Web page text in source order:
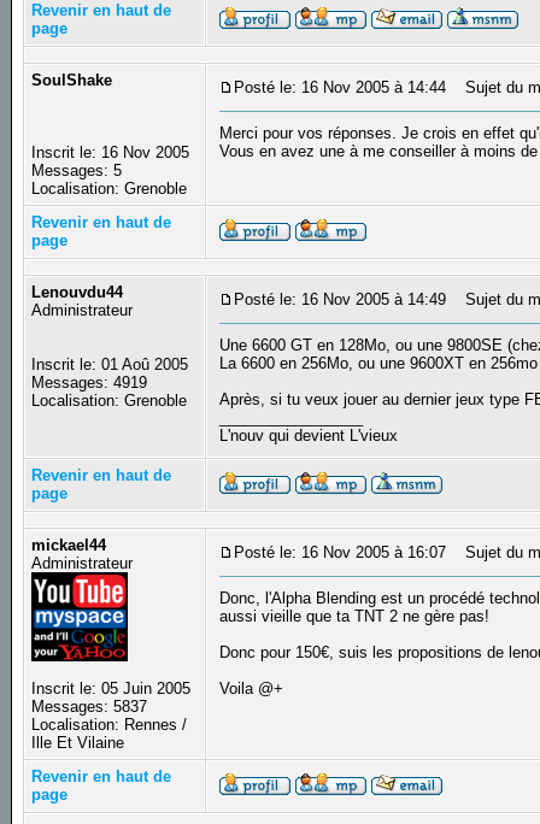
Revenir en haut de
page
SoulShake
Inscrit le: 16 Nov 2005
Messages: 5
Localisation: Grenoble
Posté le: 16 Nov 2005 à 14:44 Sujet du
Merci pour vos réponses. Je crois en effet
Vous en avez une à me conseiller à moins
Revenir en haut de
page
Lenouvdu44
Administrateur
Inscrit le: 01 Aoû 2005
Messages: 4919
Localisation: Grenoble
Posté le: 16 Nov 2005 à 14:49 Sujet du
Une 6600 GT en 128Mo, ou une 9800SE
La 6600 en 256Mo, ou une 9600XT en 256mo
Après, si tu veux jouer au dernier jeux type
L'nouv qui devient L'vieux
Revenir en haut de
page
mickael44
Administrateur
Inscrit le: 05 Juin 2005
Messages: 5837
Localisation: Rennes /
Ille Et Vilaine
Posté le: 16 Nov 2005 à 16:07 Sujet du
Donc, l'Alpha Blending est un procédé
aussi vieille que ta TNT 2 ne gère pas!
Donc pour 150€, suis les propositions de
Voila @+
Revenir en haut de
page